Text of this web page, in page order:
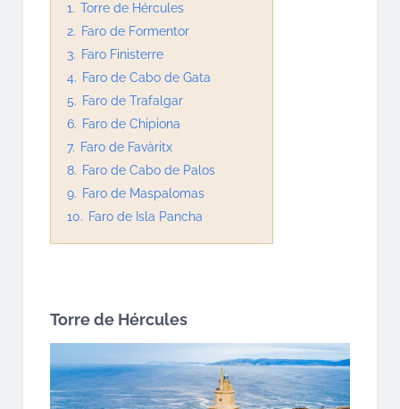
1. Torre de Hércules
2. Faro de Formentor
3. Faro Finisterre
4. Faro de Cabo de Gata
5. Faro de Trafalgar
6. Faro de Chipiona
7. Faro de Favàritx
8. Faro de Cabo de Palos
9. Faro de Maspalomas
10. Faro de Isla Pancha
Torre de Hércules